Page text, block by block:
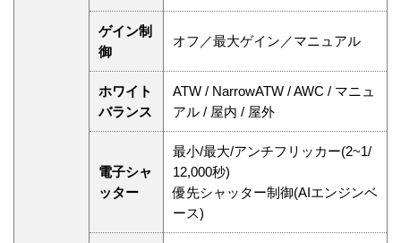
ゲイン制
御
オフ／最大ゲイン／マニュアル
ホワイト
バランス
ATW / NarrowATW / AWC / マニュ
アル / 屋内 / 屋外
電子シャ
ッター
最小/最大/アンチフリッカー(2~1/
12,000秒)
優先シャッター制御(AIエンジンベ
ース)